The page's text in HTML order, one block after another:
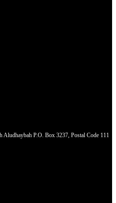
Aludhaybah P.O. Box 3237, Postal Code 111